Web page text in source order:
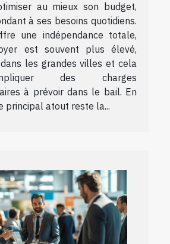
au mieux son budget,
à ses besoins quotidiens.
une indépendance totale,
est souvent plus élevé,
les grandes villes et cela
des charges
à prévoir dans le bail. En
principal atout reste la...